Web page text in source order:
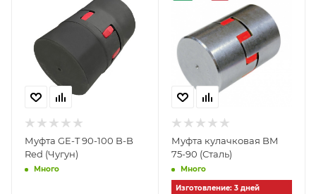
Муфта GE-T 90-100 B-B
Red (Чугун)
Много
Муфта кулачковая BM
75-90 (Сталь)
Много
Изготовление: 3 дней